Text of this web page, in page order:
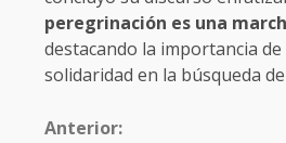
peregrinación es una
destacando la importancia
solidaridad en la búsqueda
Anterior: